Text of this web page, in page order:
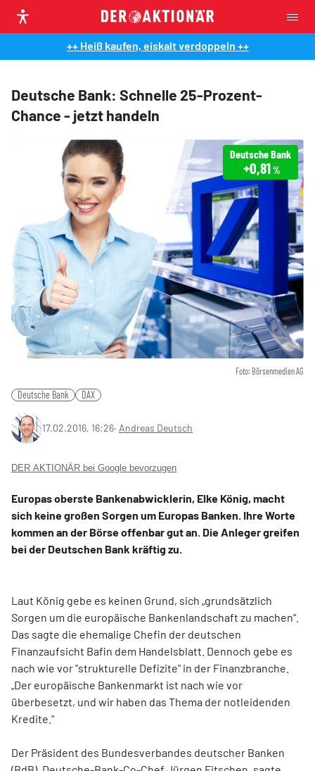
++ Heiß kaufen, eiskalt verdoppeln ++
Deutsche Bank: Schnelle 25-Prozent-
Chance - jetzt handeln
Foto: Börsenmedien AG
Deutsche Bank
+0,81%
Deutsche Bank DAX
17.02.2016, 16:26‧ Andreas Deutsch
DER AKTIONÄR bei Google bevorzugen
Europas oberste Bankenabwicklerin, Elke König, macht
sich keine großen Sorgen um Europas Banken. Ihre Worte
kommen an der Börse offenbar gut an. Die Anleger greifen
bei der Deutschen Bank kräftig zu.
Laut König gebe es keinen Grund, sich „grundsätzlich
Sorgen um die europäische Bankenlandschaft zu machen“.
Das sagte die ehemalige Chefin der deutschen
Finanzaufsicht Bafin dem Handelsblatt. Dennoch gebe es
nach wie vor "strukturelle Defizite" in der Finanzbranche.
„Der europäische Bankenmarkt ist nach wie vor
überbesetzt, und wir haben das Thema der notleidenden
Kredite."
Der Präsident des Bundesverbandes deutscher Banken